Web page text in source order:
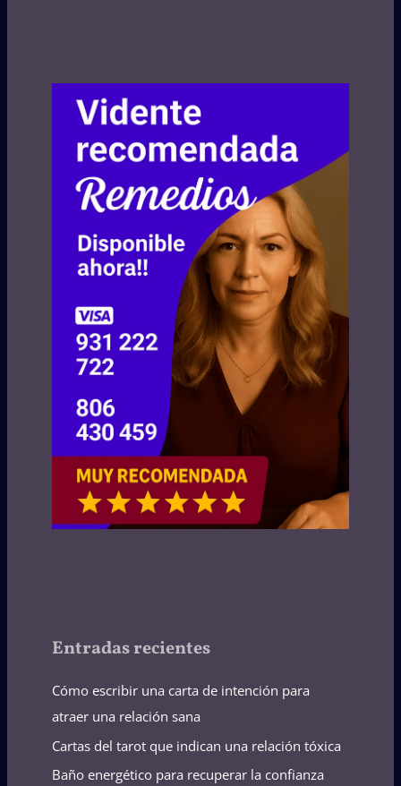
Entradas recientes
Cómo escribir una carta de intención para
atraer una relación sana
Cartas del tarot que indican una relación tóxica
Baño energético para recuperar la confianza